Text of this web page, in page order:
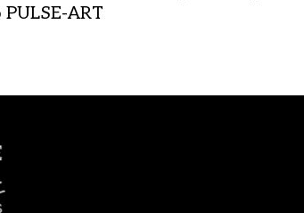
ART